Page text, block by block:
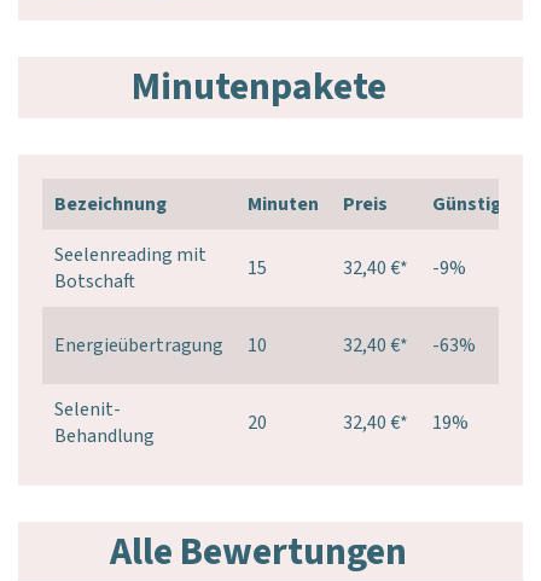
Minutenpakete
Bezeichnung Minuten Preis
Günstiger
Seelenreading mit
Botschaft
15 32,40 €* -9%
Energieübertragung 10 32,40 €* -63%
Selenit-
Behandlung
20 32,40 €* 19%
Alle Bewertungen